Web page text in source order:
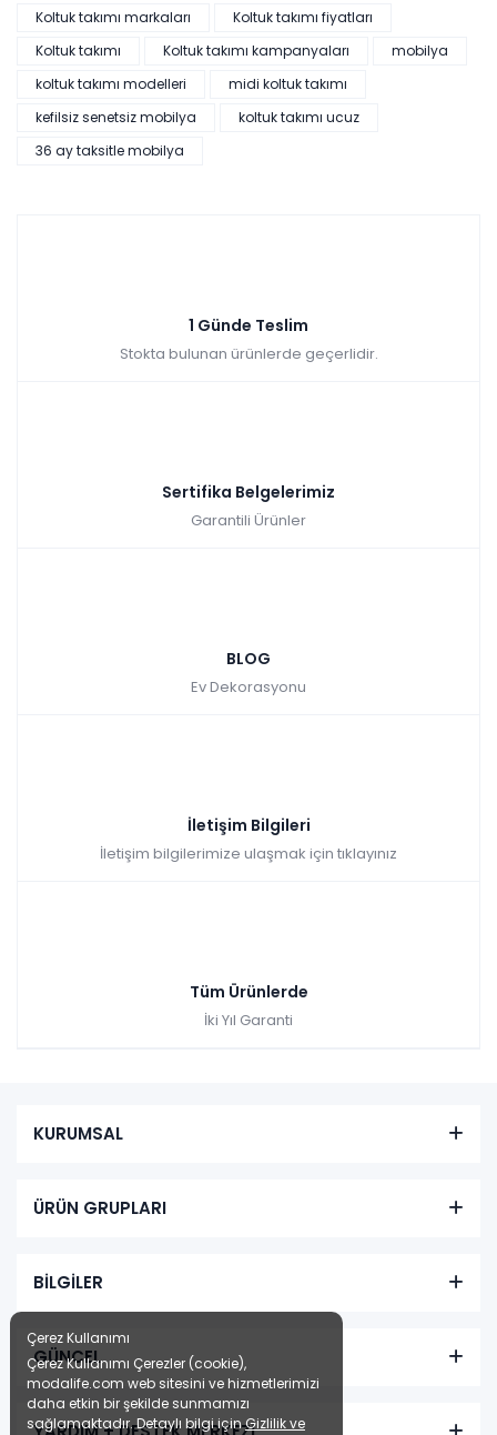
Koltuk takımı markaları
Koltuk takımı fiyatları
Koltuk takımı
Koltuk takımı kampanyaları
mobilya
koltuk takımı modelleri
midi koltuk takımı
kefilsiz senetsiz mobilya
koltuk takımı ucuz
36 ay taksitle mobilya
1 Günde Teslim
Stokta bulunan ürünlerde geçerlidir.
Sertifika Belgelerimiz
Garantili Ürünler
BLOG
Ev Dekorasyonu
İletişim Bilgileri
İletişim bilgilerimize ulaşmak için tıklayınız
Tüm Ürünlerde
İki Yıl Garanti
KURUMSAL
ÜRÜN GRUPLARI
BİLGİLER
GÜNCEL
Çerez Kullanımı
Çerez Kullanımı Çerezler (cookie),
modalife.com web sitesini ve hizmetlerimizi
daha etkin bir şekilde sunmamızı
sağlamaktadır. Detaylı bilgi içinGizlilik ve